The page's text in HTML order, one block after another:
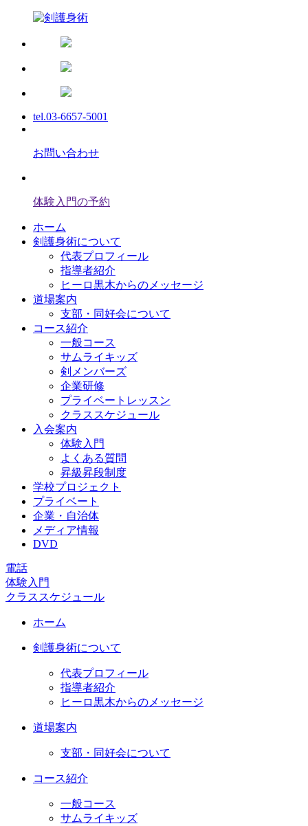
tel.03-6657-5001
お問い合わせ
体験入門の予約
ホーム
剣護身術について
代表プロフィール
指導者紹介
ヒーロ黒木からのメッセージ
道場案内
支部・同好会について
コース紹介
一般コース
サムライキッズ
剣メンバーズ
企業研修
プライベートレッスン
クラススケジュール
入会案内
体験入門
よくある質問
昇級昇段制度
学校プロジェクト
プライベート
企業・自治体
メディア情報
DVD
電話
体験入門
クラススケジュール
ホーム
剣護身術について
代表プロフィール
指導者紹介
ヒーロ黒木からのメッセージ
道場案内
支部・同好会について
コース紹介
一般コース
サムライキッズ